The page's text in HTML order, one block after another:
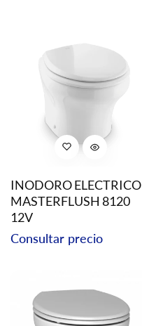
INODORO ELECTRICO
MASTERFLUSH 8120
12V
Precio
Consultar precio